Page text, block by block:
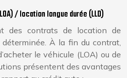
/ location longue durée (LLD)
des contrats de location de
À la fin du contrat,
le véhicule (LOA) ou de
présentent des avantages